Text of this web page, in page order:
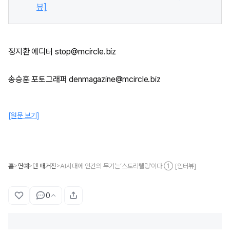
뷰]
정지환 에디터 stop@mcircle.biz
송승훈 포토그래퍼 denmagazine@mcircle.biz
[원문 보기]
홈>연예>덴 매거진 >AI시대에 인간의 무기는‘스토리텔링’이다 ① [인터뷰]
0